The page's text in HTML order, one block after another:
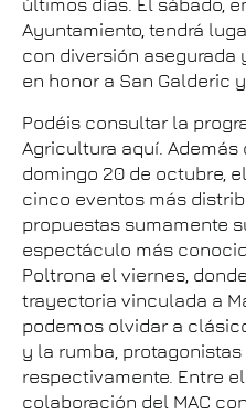
Ayuntamiento, tendrá
con diversión asegurada
en honor a San Galderic
Podéis consultar la
Agricultura aquí. Además
domingo 20 de octubre,
cinco eventos más
propuestas sumamente
espectáculo más
Poltrona el viernes,
trayectoria vinculada a
podemos olvidar a
y la rumba,
respectivamente. Entre
colaboración del MAC